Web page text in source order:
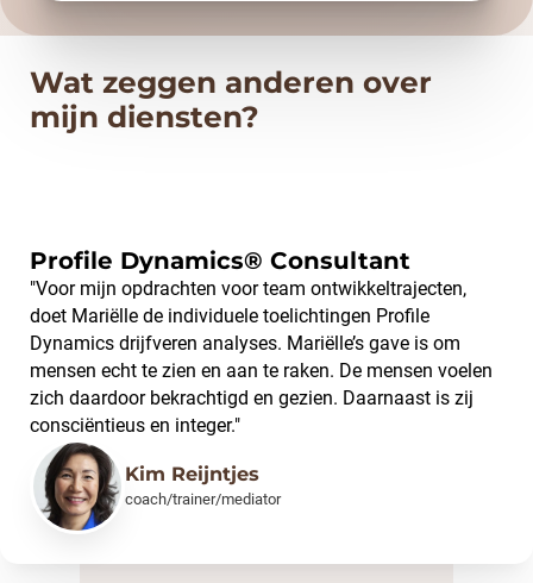
Wat zeggen anderen over
mijn diensten?
Profile Dynamics® Consultant
"Voor mijn opdrachten voor team ontwikkeltrajecten,
doet Mariëlle de individuele toelichtingen Profile
Dynamics drijfveren analyses. Mariëlle’s gave is om
mensen echt te zien en aan te raken. De mensen voelen
zich daardoor bekrachtigd en gezien. Daarnaast is zij
consciëntieus en integer."
Kim Reijntjes
coach/trainer/mediator